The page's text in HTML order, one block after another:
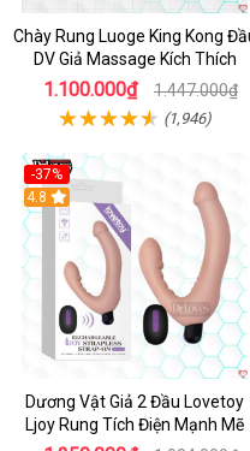
Chày Rung Luoge King Kong
DV Giả Massage Kích Thích
1.100.000₫ 1.447.000₫
(1,946)
-37%
Hot
4.8
Dương Vật Giả 2 Đầu Lovetoy
Ljoy Rung Tích Điện Mạnh Mẽ